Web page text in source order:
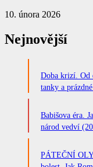
10. února 2026
Nejnovější
Doba krizí. Od
tanky a
Babišova éra.
národ vedví
PÁTEČNÍ